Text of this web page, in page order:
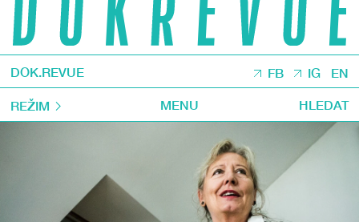
DOK.REVUE FB IG EN
REŽIM MENU HLEDAT